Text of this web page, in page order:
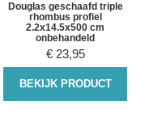
Douglas geschaafd triple
rhombus profiel
2.2x14.5x500 cm
onbehandeld
€ 23,95
BEKIJK PRODUCT